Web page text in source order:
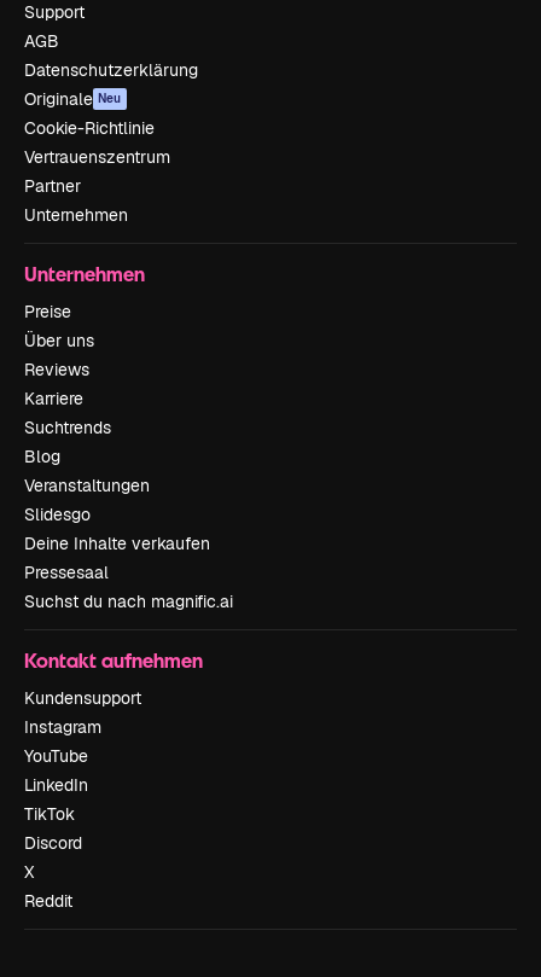
Support
AGB
Datenschutzerklärung
Originale Neu
Cookie-Richtlinie
Vertrauenszentrum
Partner
Unternehmen
Unternehmen
Preise
Über uns
Reviews
Karriere
Suchtrends
Blog
Veranstaltungen
Slidesgo
Deine Inhalte verkaufen
Pressesaal
Suchst du nach magnific.ai
Kontakt aufnehmen
Kundensupport
Instagram
YouTube
LinkedIn
TikTok
Discord
X
Reddit